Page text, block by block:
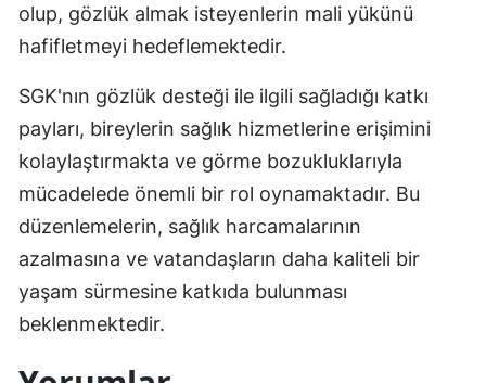
olup, gözlük almak isteyenlerin mali yükünü
hafifletmeyi hedeflemektedir.
SGK'nın gözlük desteği ile ilgili sağladığı katkı
payları, bireylerin sağlık hizmetlerine erişimini
kolaylaştırmakta ve görme bozukluklarıyla
mücadelede önemli bir rol oynamaktadır. Bu
düzenlemelerin, sağlık harcamalarının
azalmasına ve vatandaşların daha kaliteli bir
yaşam sürmesine katkıda bulunması
beklenmektedir.